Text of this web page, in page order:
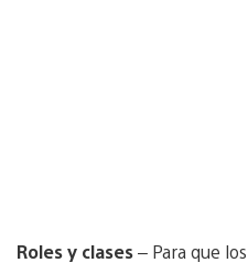
Roles y clases– Para que